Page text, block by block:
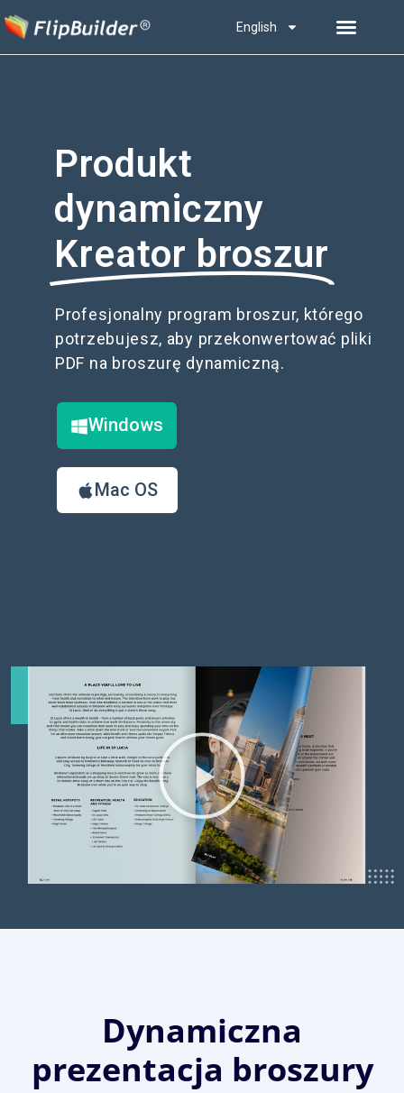
English
Produkt
dynamiczny
Kreator broszur
Profesjonalny program broszur, którego
potrzebujesz, aby przekonwertować pliki
PDF na broszurę dynamiczną.
Windows
Mac OS
Dynamiczna
prezentacja broszury